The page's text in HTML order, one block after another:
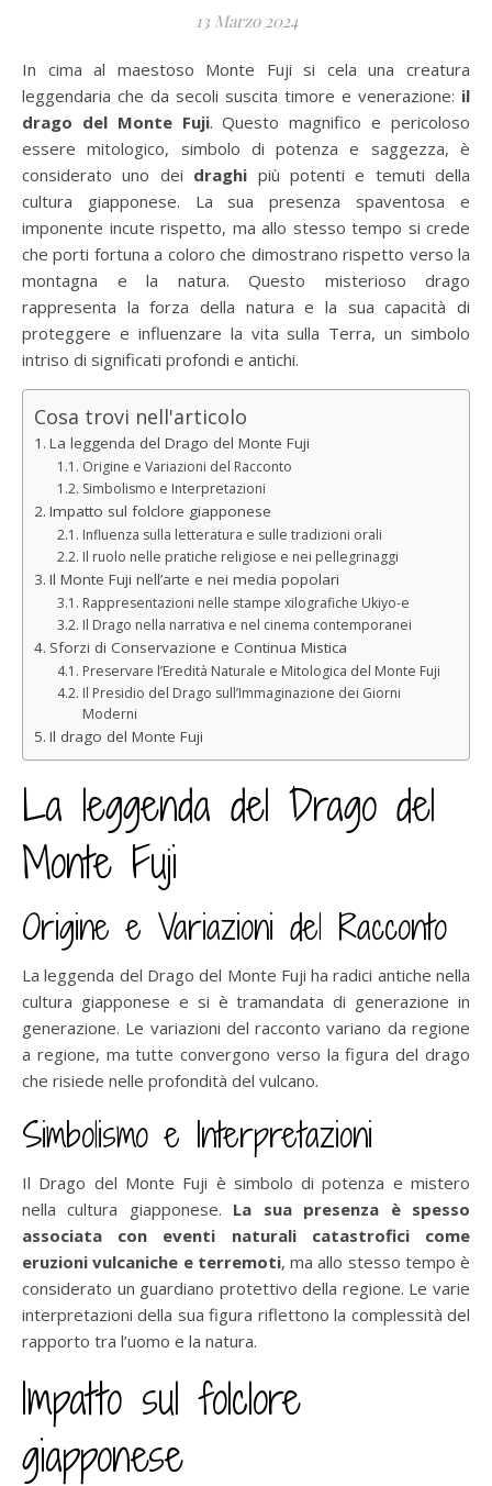
13 Marzo 2024
In cima al maestoso Monte Fuji si cela una creatura
leggendaria che da secoli suscita timore e venerazione: il
drago del Monte Fuji. Questo magnifico e pericoloso
essere mitologico, simbolo di potenza e saggezza, è
considerato uno dei draghi più potenti e temuti della
cultura giapponese. La sua presenza spaventosa e
imponente incute rispetto, ma allo stesso tempo si crede
che porti fortuna a coloro che dimostrano rispetto verso la
montagna e la natura. Questo misterioso drago
rappresenta la forza della natura e la sua capacità di
proteggere e influenzare la vita sulla Terra, un simbolo
intriso di significati profondi e antichi.
Cosa trovi nell'articolo
La leggenda del Drago del Monte Fuji
Origine e Variazioni del Racconto
Simbolismo e Interpretazioni
Impatto sul folclore giapponese
Influenza sulla letteratura e sulle tradizioni orali
Il ruolo nelle pratiche religiose e nei pellegrinaggi
Il Monte Fuji nell’arte e nei media popolari
Rappresentazioni nelle stampe xilografiche Ukiyo-e
Il Drago nella narrativa e nel cinema contemporanei
Sforzi di Conservazione e Continua Mistica
Preservare l’Eredità Naturale e Mitologica del Monte Fuji
Il Presidio del Drago sull’Immaginazione dei Giorni
Moderni
Il drago del Monte Fuji
La leggenda del Drago del
Monte Fuji
Origine e Variazioni del Racconto
La leggenda del Drago del Monte Fuji ha radici antiche nella
cultura giapponese e si è tramandata di generazione in
generazione. Le variazioni del racconto variano da regione
a regione, ma tutte convergono verso la figura del drago
che risiede nelle profondità del vulcano.
Simbolismo e Interpretazioni
Il Drago del Monte Fuji è simbolo di potenza e mistero
nella cultura giapponese. La sua presenza è spesso
associata con eventi naturali catastrofici come
eruzioni vulcaniche e terremoti, ma allo stesso tempo è
considerato un guardiano protettivo della regione. Le varie
interpretazioni della sua figura riflettono la complessità del
rapporto tra l’uomo e la natura.
Impatto sul folclore
giapponese